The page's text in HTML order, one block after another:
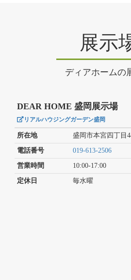
展示
ディアホームの
DEAR HOME 盛岡展示場
リアルハウジングガーデン盛岡
所在地 盛岡市本宮四丁目
電話番号 019-613-2506
営業時間 10:00-17:00
定休日 毎水曜